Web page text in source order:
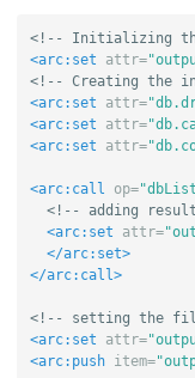
<!-- Initializing
<arc:set
attr=
<!-- Creating the
<arc:set
attr=
<arc:set
attr=
<arc:set
attr=
<arc:call op=
<!-- adding
<arc:set
attr=
</arc:set>
</arc:call>
<!-- setting the
<arc:set
attr=
<arc:push
item=